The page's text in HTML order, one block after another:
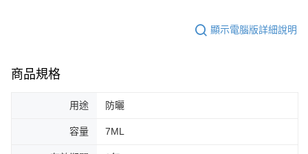
顯示電腦版詳細說明
商品規格
用途 防曬
容量 7ML